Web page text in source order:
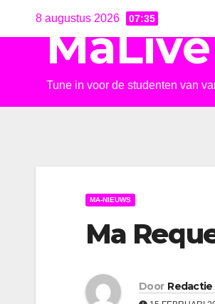
8 augustus 2026 07:35
MaLive
Tune in voor de studenten van
MA-NIEUWS
Ma
Door Redactie